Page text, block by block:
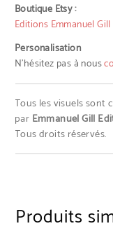
Boutique Etsy :
Editions Emmanuel Gill
Personalisation
N'hésitez pas à nous
Tous les visuels sont
par Emmanuel Gill
Tous droits réservés.
Produits